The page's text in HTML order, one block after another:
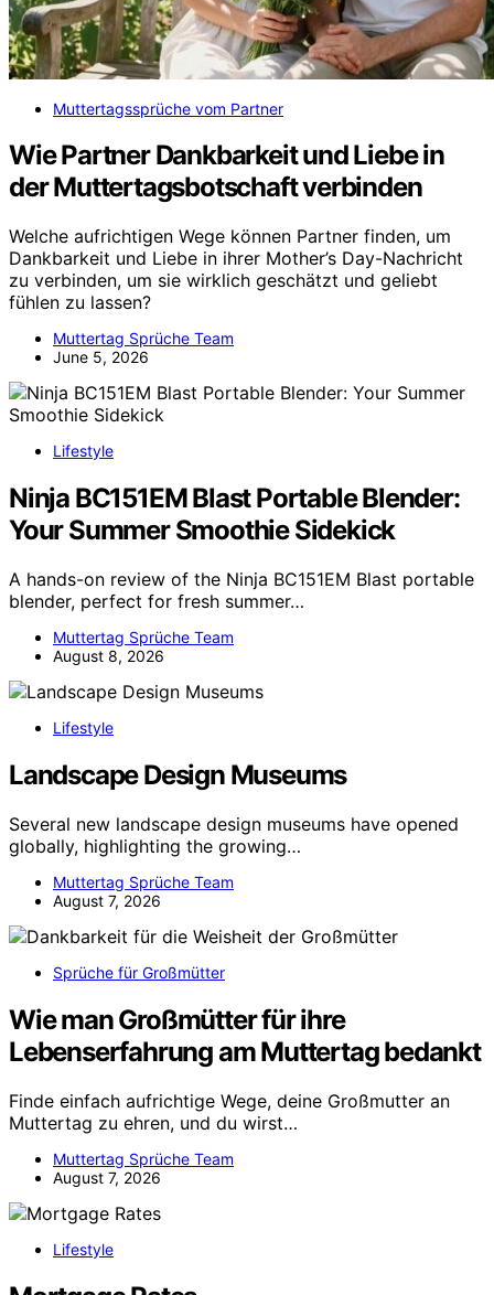
Muttertagssprüche vom Partner
Wie Partner Dankbarkeit und Liebe in
der Muttertagsbotschaft verbinden
Welche aufrichtigen Wege können Partner finden, um
Dankbarkeit und Liebe in ihrer Mother’s Day-Nachricht
zu verbinden, um sie wirklich geschätzt und geliebt
fühlen zu lassen?
Muttertag Sprüche Team
June 5, 2026
Lifestyle
Ninja BC151EM Blast Portable Blender:
Your Summer Smoothie Sidekick
A hands-on review of the Ninja BC151EM Blast portable
blender, perfect for fresh summer…
Muttertag Sprüche Team
August 8, 2026
Lifestyle
Landscape Design Museums
Several new landscape design museums have opened
globally, highlighting the growing…
Muttertag Sprüche Team
August 7, 2026
Sprüche für Großmütter
Wie man Großmütter für ihre
Lebenserfahrung am Muttertag bedankt
Finde einfach aufrichtige Wege, deine Großmutter an
Muttertag zu ehren, und du wirst…
Muttertag Sprüche Team
August 7, 2026
Lifestyle